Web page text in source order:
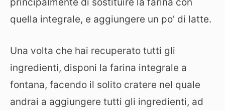
quella integrale, e aggiungere un po’ di latte.
Una volta che hai recuperato tutti gli
ingredienti, disponi la farina integrale a
fontana, facendo il solito cratere nel quale
andrai a aggiungere tutti gli ingredienti, ad